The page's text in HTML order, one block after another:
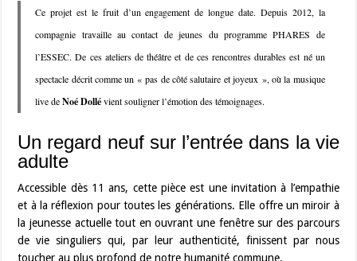
Ce projet est le fruit d’un engagement de longue date. Depuis 2012, la
compagnie travaille au contact de jeunes du programme PHARES de
l’ESSEC. De ces ateliers de théâtre et de ces rencontres durables est né un
spectacle décrit comme un « pas de côté salutaire et joyeux », où la musique
live deNoé Dollévient souligner l’émotion des témoignages.
Un regard neuf sur l’entrée dans la vie
adulte
Accessible dès 11 ans, cette pièce est une invitation à l’empathie
et à la réflexion pour toutes les générations. Elle offre un miroir à
la jeunesse actuelle tout en ouvrant une fenêtre sur des parcours
de vie singuliers qui, par leur authenticité, finissent par nous
toucher au plus profond de notre humanité commune.